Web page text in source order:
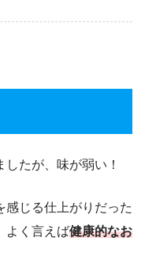
たが、味が弱い！
感じる仕上がりだった
よく言えば健康的なお